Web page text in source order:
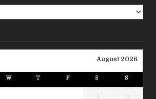
August 2026
W T F S S
1 2